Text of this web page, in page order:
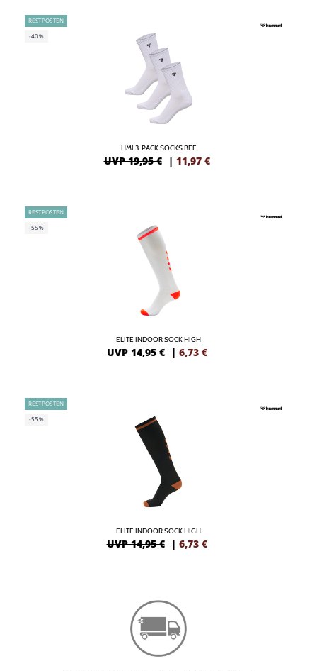
RESTPOSTEN
-40%
HML3-PACK SOCKS BEE
UVP 19,95 € | 11,97 €
RESTPOSTEN
-55%
ELITE INDOOR SOCK HIGH
UVP 14,95 € | 6,73 €
RESTPOSTEN
-55%
ELITE INDOOR SOCK HIGH
UVP 14,95 € | 6,73 €